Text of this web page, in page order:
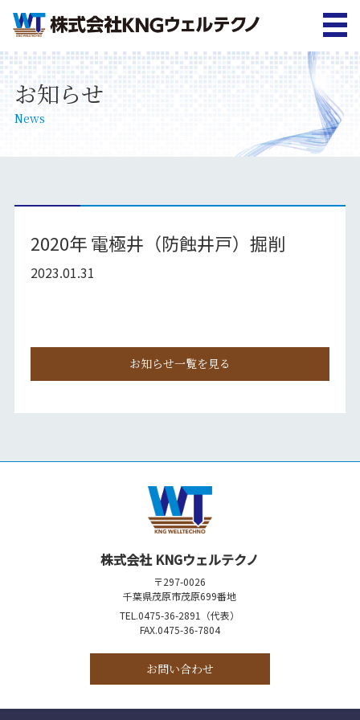
お知らせ
News
2020年 電極井（防蝕井戸）掘削
2023.01.31
お知らせ一覧を見る
株式会社 KNGウェルテクノ
〒297-0026
千葉県茂原市茂原699番地
TEL.0475-36-2891（代表）
FAX.0475-36-7804
お問い合わせ